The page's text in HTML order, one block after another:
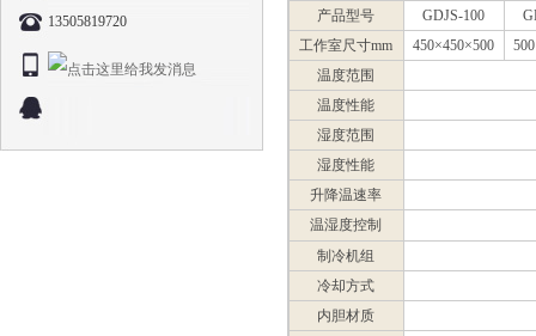
13505819720
产品型号
GDJS-100
工作室尺寸mm
450×450×500
温度范围
温度性能
湿度范围
湿度性能
升降温速率
温湿度控制
制冷机组
冷却方式
内胆材质